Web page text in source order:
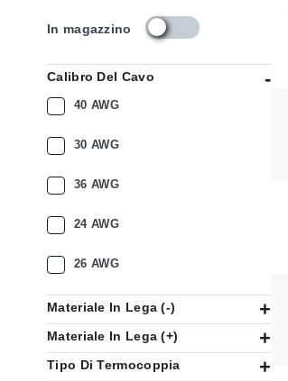
In magazzino
y
Calibro Del Cavo
40 AWG
30 AWG
36 AWG
24 AWG
26 AWG
Materiale In Lega (-)
Materiale In Lega (+)
Tipo Di Termocoppia